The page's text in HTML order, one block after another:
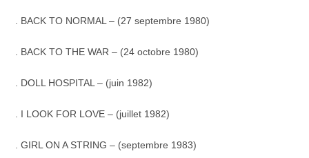
. BACK TO NORMAL – (27 septembre 1980)
. BACK TO THE WAR – (24 octobre 1980)
. DOLL HOSPITAL – (juin 1982)
. I LOOK FOR LOVE – (juillet 1982)
. GIRL ON A STRING – (septembre 1983)